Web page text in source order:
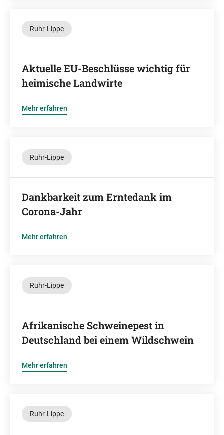
Ruhr-Lippe
Aktuelle EU-Beschlüsse wichtig für
heimische Landwirte
Mehr erfahren
Ruhr-Lippe
Dankbarkeit zum Erntedank im
Corona-Jahr
Mehr erfahren
Ruhr-Lippe
Afrikanische Schweinepest in
Deutschland bei einem Wildschwein
Mehr erfahren
Ruhr-Lippe